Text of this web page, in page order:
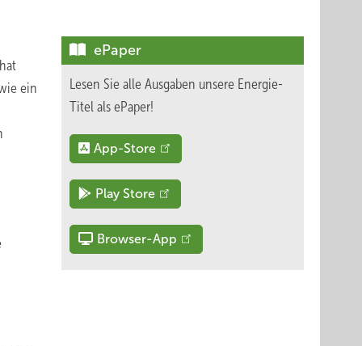
ein
ePaper
Lesen Sie alle Ausgaben unsere Energie-
Titel als ePaper!
App-Store
Play Store
Browser-App